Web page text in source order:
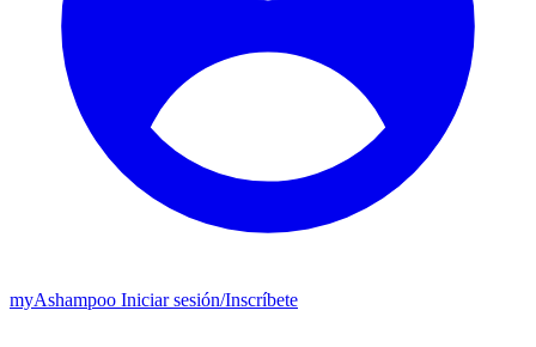
myAshampoo Iniciar sesión/Inscríbete